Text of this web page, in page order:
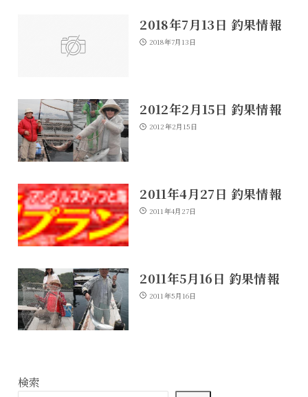
2018年7月13日 釣果情報
2018年7月13日
2012年2月15日 釣果情報
2012年2月15日
2011年4月27日 釣果情報
2011年4月27日
2011年5月16日 釣果情報
2011年5月16日
検索